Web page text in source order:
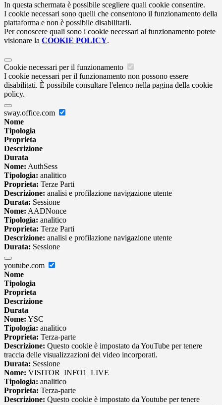
In questa schermata è possibile scegliere quali cookie consentire.
I cookie necessari sono quelli che consentono il funzionamento della
piattaforma e non è possibile disabilitarli.
Per conoscere quali sono i cookie necessari al funzionamento potete
visionare la COOKIE POLICY.
Cookie necessari per il funzionamento
I cookie necessari per il funzionamento non possono essere
disabilitati. È possibile consultare l'elenco nella pagina della cookie
policy.
sway.office.com
Nome
Tipologia
Proprieta
Descrizione
Durata
Nome: AuthSess
Tipologia: analitico
Proprieta: Terze Parti
Descrizione: analisi e profilazione navigazione utente
Durata: Sessione
Nome: AADNonce
Tipologia: analitico
Proprieta: Terze Parti
Descrizione: analisi e profilazione navigazione utente
Durata: Sessione
youtube.com
Nome
Tipologia
Proprieta
Descrizione
Durata
Nome: YSC
Tipologia: analitico
Proprieta: Terza-parte
Descrizione: Questo cookie è impostato da YouTube per tenere
traccia delle visualizzazioni dei video incorporati.
Durata: Sessione
Nome: VISITOR_INFO1_LIVE
Tipologia: analitico
Proprieta: Terza-parte
Descrizione: Questo cookie è impostato da Youtube per tenere